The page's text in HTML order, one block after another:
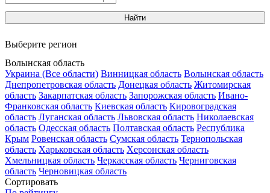
Найти
Выберите регион
Волынская область
Украина (Все области) Винницкая область Волынская область
Днепропетровская область Донецкая область Житомирская
область Закарпатская область Запорожская область Ивано-
Франковская область Киевская область Кировоградская
область Луганская область Львовская область Николаевская
область Одесская область Полтавская область Республика
Крым Ровенская область Сумская область Тернопольская
область Харьковская область Херсонская область
Хмельницкая область Черкасская область Черниговская
область Черновицкая область
Сортировать